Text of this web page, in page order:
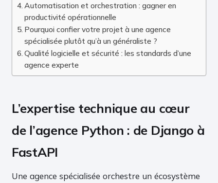
Automatisation et orchestration : gagner en
productivité opérationnelle
Pourquoi confier votre projet à une agence
spécialisée plutôt qu’à un généraliste ?
Qualité logicielle et sécurité : les standards d’une
agence experte
L’expertise technique au cœur
de l’agence Python : de Django à
FastAPI
Une agence spécialisée orchestre un écosystème